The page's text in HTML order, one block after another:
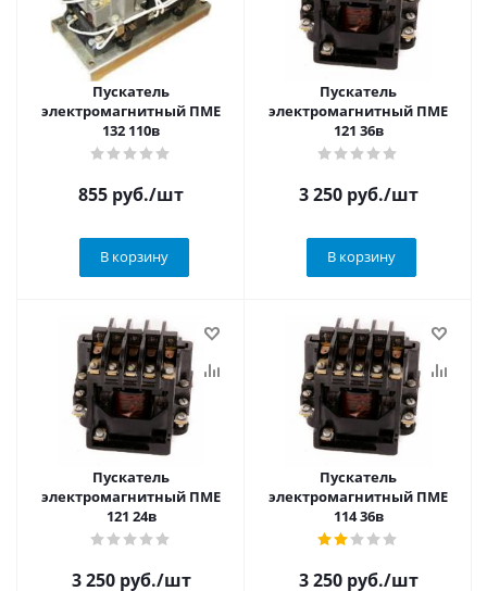
Пускатель
электромагнитный ПМЕ
132 110в
855 руб./шт
В корзину
Пускатель
электромагнитный ПМЕ
121 36в
3 250руб./шт
В корзину
Пускатель
электромагнитный ПМЕ
121 24в
3 250руб./шт
Пускатель
электромагнитный ПМЕ
114 36в
3 250руб./шт